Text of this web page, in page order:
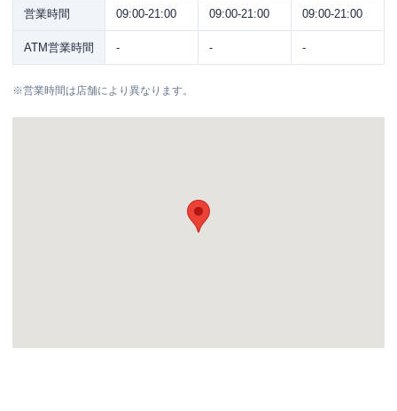
営業時間 09:00-21:00 09:00-21:00 09:00-21:00
ATM営業時間 - - -
※営業時間は店舗により異なります。